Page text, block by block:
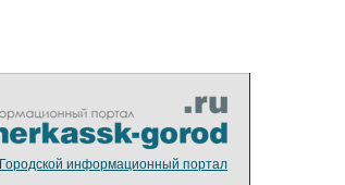
Городской информационный портал